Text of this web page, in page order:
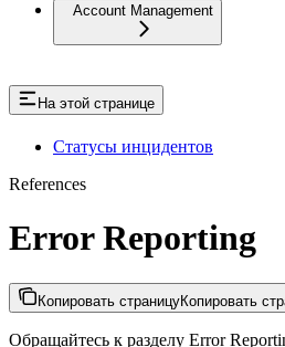
Account Management
На этой странице
Статусы инцидентов
References
Error Reporting
Копировать страницуКопировать
Обращайтесь к разделу Error